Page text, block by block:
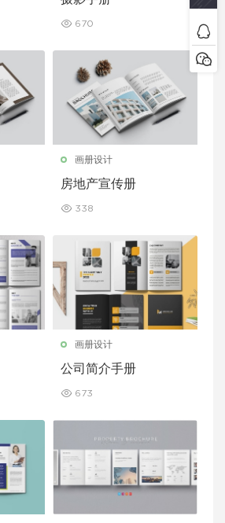
670
画册设计
房地产宣传册
338
画册设计
公司简介手册
673